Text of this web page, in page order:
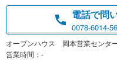
電話で問
0078-6014-
オープンハウス 岡本営業センタ
営業時間：-